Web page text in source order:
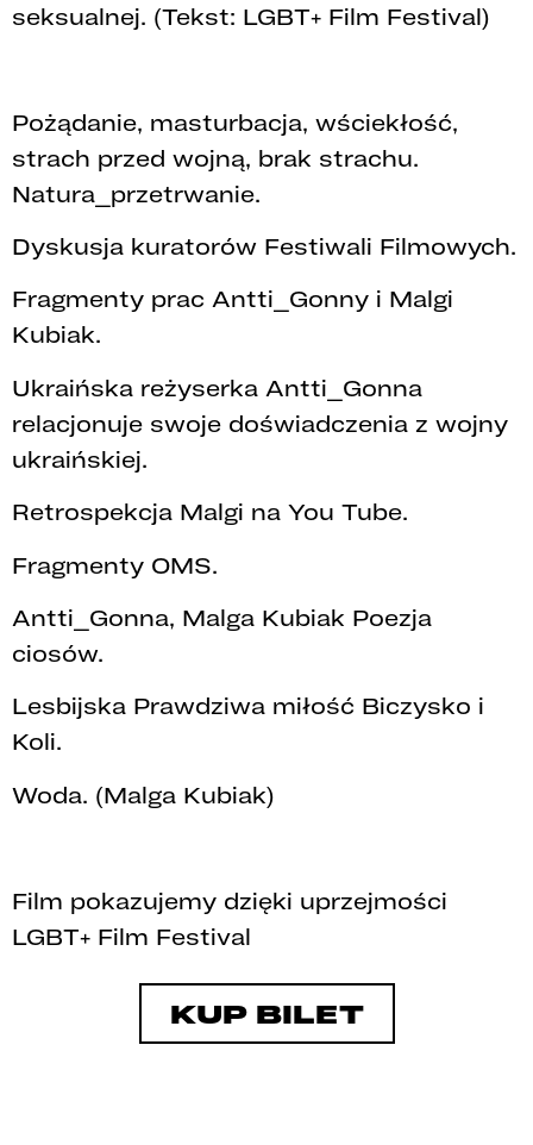
seksualnej. (Tekst: LGBT+ Film Festival)
Pożądanie, masturbacja, wściekłość,
strach przed wojną, brak strachu.
Natura_przetrwanie.
Dyskusja kuratorów Festiwali Filmowych.
Fragmenty prac Antti_Gonny i Malgi
Kubiak.
Ukraińska reżyserka Antti_Gonna
relacjonuje swoje doświadczenia z wojny
ukraińskiej.
Retrospekcja Malgi na You Tube.
Fragmenty OMS.
Antti_Gonna, Malga Kubiak Poezja
ciosów.
Lesbijska Prawdziwa miłość Biczysko i
Koli.
Woda. (Malga Kubiak)
Film pokazujemy dzięki uprzejmości
LGBT+ Film Festival
KUP BILET